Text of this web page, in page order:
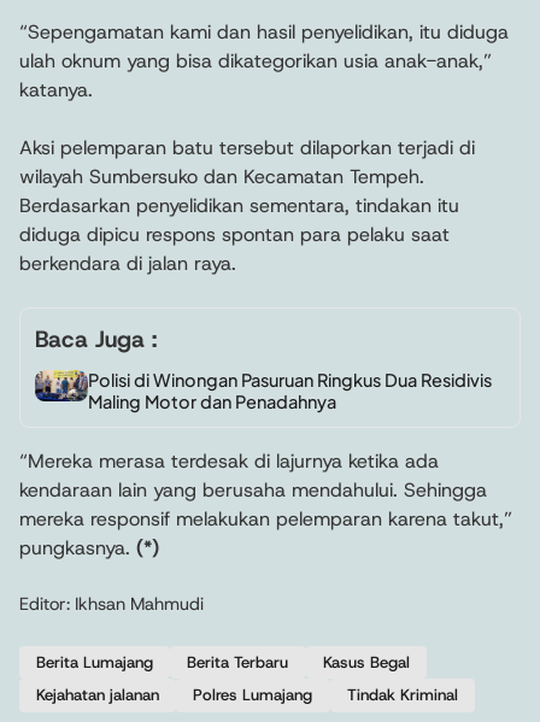
“Sepengamatan kami dan hasil penyelidikan, itu diduga
ulah oknum yang bisa dikategorikan usia anak-anak,”
katanya.
Aksi pelemparan batu tersebut dilaporkan terjadi di
wilayah Sumbersuko dan Kecamatan Tempeh.
Berdasarkan penyelidikan sementara, tindakan itu
diduga dipicu respons spontan para pelaku saat
berkendara di jalan raya.
Baca Juga :
Polisi di Winongan Pasuruan Ringkus Dua Residivis
Maling Motor dan Penadahnya
“Mereka merasa terdesak di lajurnya ketika ada
kendaraan lain yang berusaha mendahului. Sehingga
mereka responsif melakukan pelemparan karena takut,”
pungkasnya. (*)
Editor: Ikhsan Mahmudi
Berita Lumajang Berita Terbaru
Kasus Begal
Kejahatan jalanan
Polres Lumajang Tindak Kriminal